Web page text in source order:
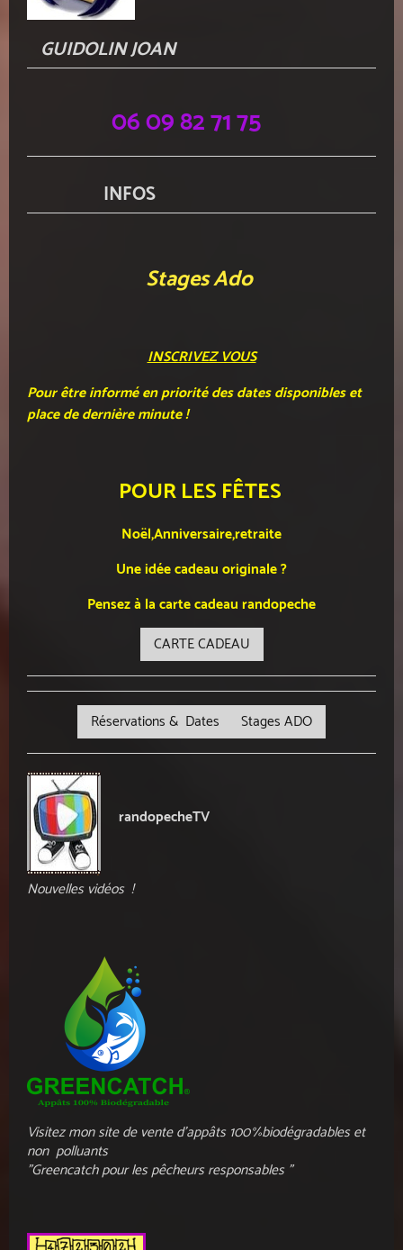
GUIDOLIN JOAN
06 09 82 71 75
INFOS
Stages Ado
INSCRIVEZ VOUS
Pour être informé en priorité des dates disponibles et
place de dernière minute !
POUR LES FÊTES
Noël,Anniversaire,retraite
Une idée cadeau originale ?
Pensez à la carte cadeau randopeche
CARTE CADEAU
Réservations & Dates Stages ADO
randopecheTV
Nouvelles vidéos !
Visitez mon site de vente d'appâts 100%biodégradables et
non polluants
"Greencatch pour les pêcheurs responsables "